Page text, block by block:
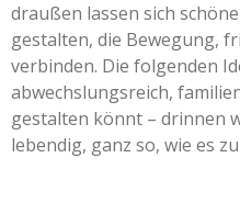
draußen lassen sich
gestalten, die Bewegung,
verbinden. Die folgenden
abwechslungsreich,
gestalten könnt – drinnen
lebendig, ganz so, wie es